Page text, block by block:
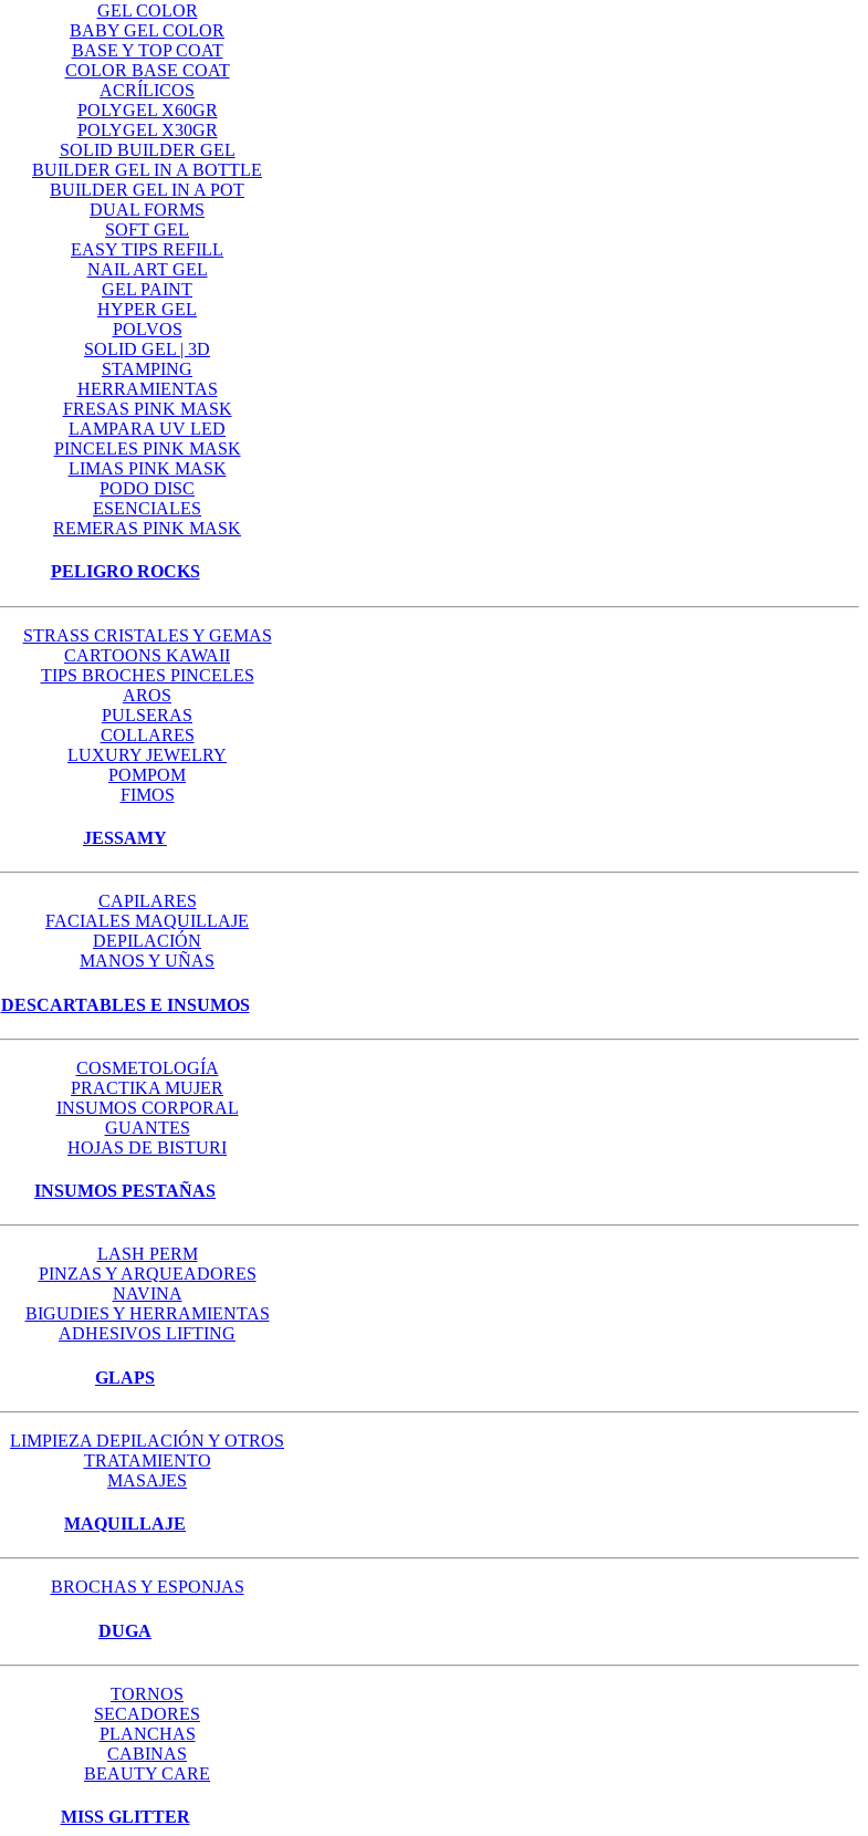
GEL COLOR
BABY GEL COLOR
BASE Y TOP COAT
COLOR BASE COAT
ACRÍLICOS
POLYGEL X60GR
POLYGEL X30GR
SOLID BUILDER GEL
BUILDER GEL IN A BOTTLE
BUILDER GEL IN A POT
DUAL FORMS
SOFT GEL
EASY TIPS REFILL
NAIL ART GEL
GEL PAINT
HYPER GEL
POLVOS
SOLID GEL | 3D
STAMPING
HERRAMIENTAS
FRESAS PINK MASK
LAMPARA UV LED
PINCELES PINK MASK
LIMAS PINK MASK
PODO DISC
ESENCIALES
REMERAS PINK MASK
PELIGRO ROCKS
STRASS CRISTALES Y GEMAS
CARTOONS KAWAII
TIPS BROCHES PINCELES
AROS
PULSERAS
COLLARES
LUXURY JEWELRY
POMPOM
FIMOS
JESSAMY
CAPILARES
FACIALES MAQUILLAJE
DEPILACIÓN
MANOS Y UÑAS
DESCARTABLES E INSUMOS
COSMETOLOGÍA
PRACTIKA MUJER
INSUMOS CORPORAL
GUANTES
HOJAS DE BISTURI
INSUMOS PESTAÑAS
LASH PERM
PINZAS Y ARQUEADORES
NAVINA
BIGUDIES Y HERRAMIENTAS
ADHESIVOS LIFTING
GLAPS
LIMPIEZA DEPILACIÓN Y OTROS
TRATAMIENTO
MASAJES
MAQUILLAJE
BROCHAS Y ESPONJAS
DUGA
TORNOS
SECADORES
PLANCHAS
CABINAS
BEAUTY CARE
MISS GLITTER